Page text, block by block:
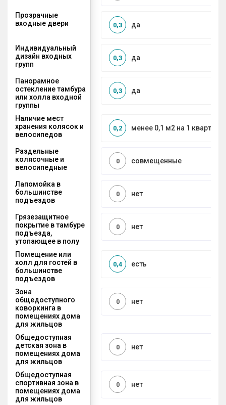
Прозрачные
входные двери
да
0,3
Индивидуальный
дизайн входных
групп
да
0,3
Панорамное
остекление тамбура
или холла входной
группы
да
0,3
Наличие мест
хранения колясок и
велосипедов
менее 0,1 м2 на 1 квартиру
0,2
Раздельные
колясочные и
велосипедные
совмещенные
0
Лапомойка в
большинстве
подъездов
нет
0
Грязезащитное
покрытие в тамбуре
подъезда,
утопающее в полу
нет
0
Помещение или
холл для гостей в
большинстве
подъездов
есть
0,4
Зона
общедоступного
коворкинга в
помещениях дома
для жильцов
нет
0
Общедоступная
детская зона в
помещениях дома
для жильцов
нет
0
Общедоступная
спортивная зона в
помещениях дома
для жильцов
нет
0